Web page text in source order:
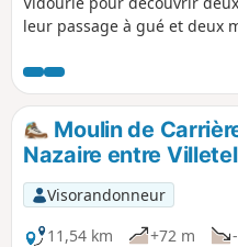
leur passage à gué et deux
rythmaient la vie d'autrefois.
Moulin de
Nazaire entre
Visorandonneur
11,54 km
+72 m